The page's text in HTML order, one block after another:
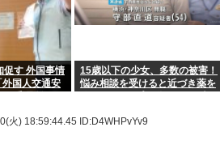
促す 外国事情
国人交通安
15歳以下の少女、多数の被害！
悩み相談を受けると近づき薬を
火) 18:59:44.45 ID:D4WHPvYv9